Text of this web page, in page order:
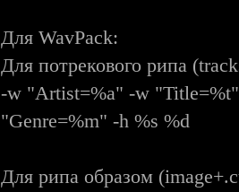
Для WavPack:
Для потрекового рипа
-w "Artist=%a" -w
"Genre=%m" -h %s %d
Для рипа образом